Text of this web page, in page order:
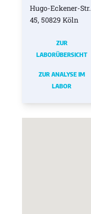
Hugo-Eckener-Str.
45, 50829 Köln
ZUR
LABORÜBERSICHT
ZUR ANALYSE IM
LABOR